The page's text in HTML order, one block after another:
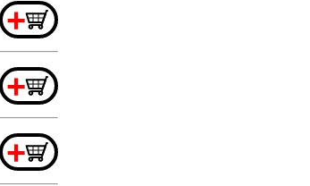
+
+
+